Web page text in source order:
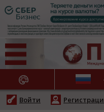
НОВОСТИ
Войти